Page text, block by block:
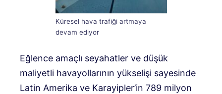
Küresel hava trafiği artmaya
devam ediyor
Eğlence amaçlı seyahatler ve düşük
maliyetli havayollarının yükselişi sayesinde
Latin Amerika ve Karayipler’in 789 milyon